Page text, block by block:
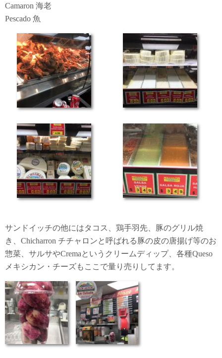
Camaron 海老
Pescado 魚
サンドイッチの他にはタコス、鶏手羽先、豚のグリル焼
き、Chicharron チチャロンと呼ばれる豚の皮の唐揚げ等のお
惣菜、サルサやCremaというクリームディップ、各種Queso
メキシカン・チーズもここで量り売りしてます。